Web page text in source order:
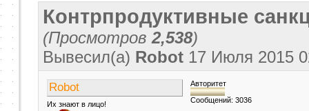
Контрпродуктивные
(Просмотров 2,538)
Вывесил(a) Robot17 Июля 2015
Robot
Их знают в лицо!
Авторитет
Сообщений: 3036